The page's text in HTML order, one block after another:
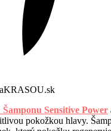
Sensitive Power
pokožkou hlavy.